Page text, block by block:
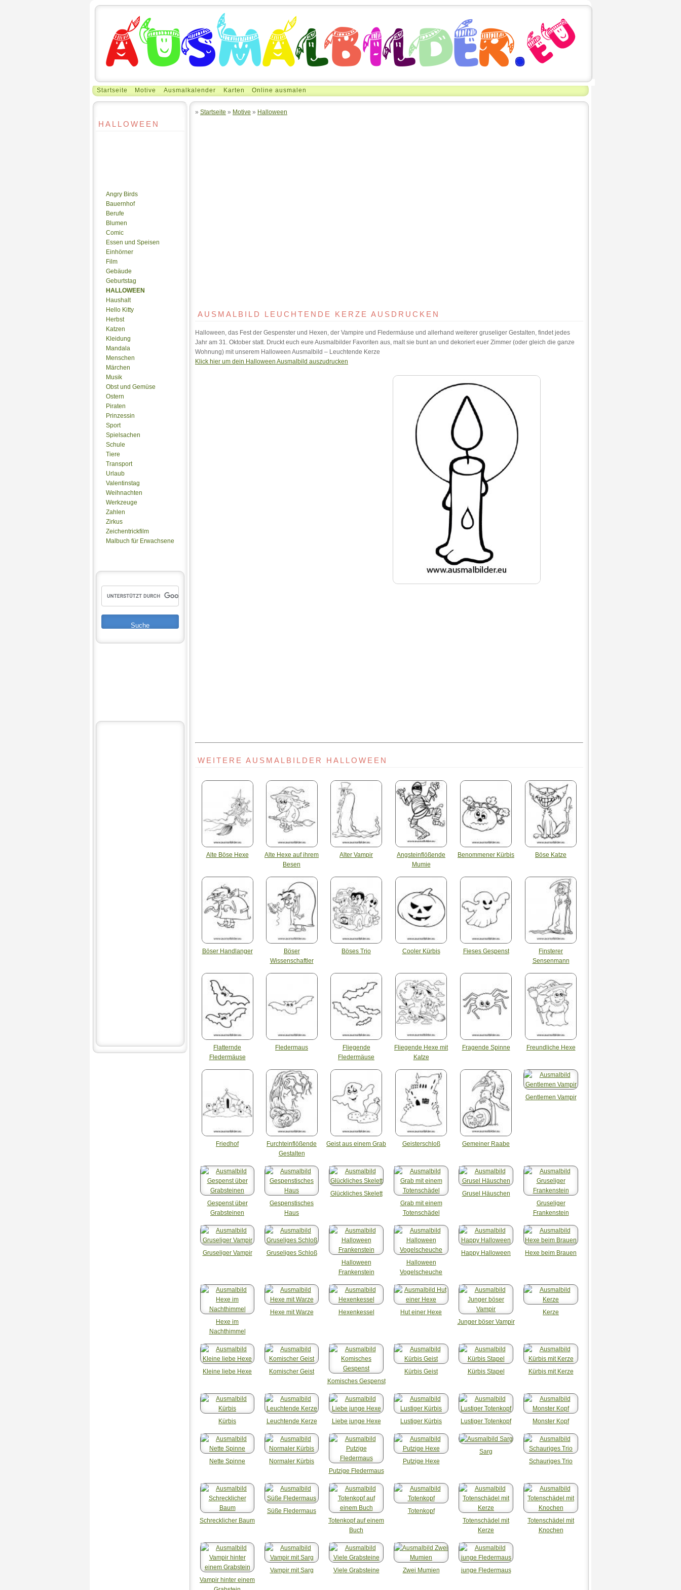
Startseite Motive Ausmalkalender Karten Online ausmalen
HALLOWEEN
Angry Birds
Bauernhof
Berufe
Blumen
Comic
Essen und Speisen
Einhörner
Film
Gebäude
Geburtstag
HALLOWEEN
Haushalt
Hello Kitty
Herbst
Katzen
Kleidung
Mandala
Menschen
Märchen
Musik
Obst und Gemüse
Ostern
Piraten
Prinzessin
Sport
Spielsachen
Schule
Tiere
Transport
Urlaub
Valentinstag
Weihnachten
Werkzeuge
Zahlen
Zirkus
Zeichentrickfilm
Malbuch für Erwachsene
» Startseite » Motive » Halloween
AUSMALBILD LEUCHTENDE KERZE AUSDRUCKEN
Halloween, das Fest der Gespenster und Hexen, der Vampire und Fledermäuse und allerhand weiterer gruseliger Gestalten, findet jedes
Jahr am 31. Oktober statt. Druckt euch eure Ausmalbilder Favoriten aus, malt sie bunt an und dekoriert euer Zimmer (oder gleich die ganze
Wohnung) mit unserem Halloween Ausmalbild – Leuchtende Kerze
Klick hier um dein Halloween Ausmalbild auszudrucken
WEITERE AUSMALBILDER HALLOWEEN
Alte Böse Hexe
Alte Hexe auf ihrem
Besen
Alter Vampir
Angsteinflößende
Mumie
Benommener Kürbis Böse Katze
Böser Handlanger
Böser
Wissenschaftler
Böses Trio Cooler Kürbis Fieses Gespenst
Finsterer
Sensenmann
Flatternde
Fledermäuse
Fledermaus
Fliegende
Fledermäuse
Fliegende Hexe mit
Katze
Fragende Spinne Freundliche Hexe
Friedhof
Furchteinflößende
Gestalten
Geist aus einem Grab Geisterschloß Gemeiner Raabe
Gentlemen Vampir
Gespenst über
Grabsteinen
Gespenstisches
Haus
Glückliches Skelett
Grab mit einem
Totenschädel
Grusel Häuschen
Gruseliger
Frankenstein
Gruseliger Vampir
Gruseliges Schloß
Halloween
Frankenstein
Halloween
Vogelscheuche
Happy Halloween Hexe beim Brauen
Hexe im
Nachthimmel
Hexe mit Warze Hexenkessel
Hut einer Hexe
Junger böser Vampir
Kerze
Kleine liebe Hexe
Komischer Geist
Komisches Gespenst
Kürbis Geist Kürbis Stapel Kürbis mit Kerze
Kürbis Leuchtende Kerze Liebe junge Hexe Lustiger Kürbis Lustiger Totenkopf Monster Kopf
Nette Spinne
Normaler Kürbis
Putzige Fledermaus
Putzige Hexe
Sarg
Schauriges Trio
Schrecklicher Baum
Süße Fledermaus
Totenkopf auf einem
Buch
Totenkopf
Totenschädel mit
Kerze
Totenschädel mit
Knochen
Vampir hinter einem
Vampir mit Sarg Viele Grabsteine Zwei Mumien junge Fledermaus